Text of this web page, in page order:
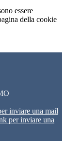
essere
della cookie
inviare una mail
per inviare una